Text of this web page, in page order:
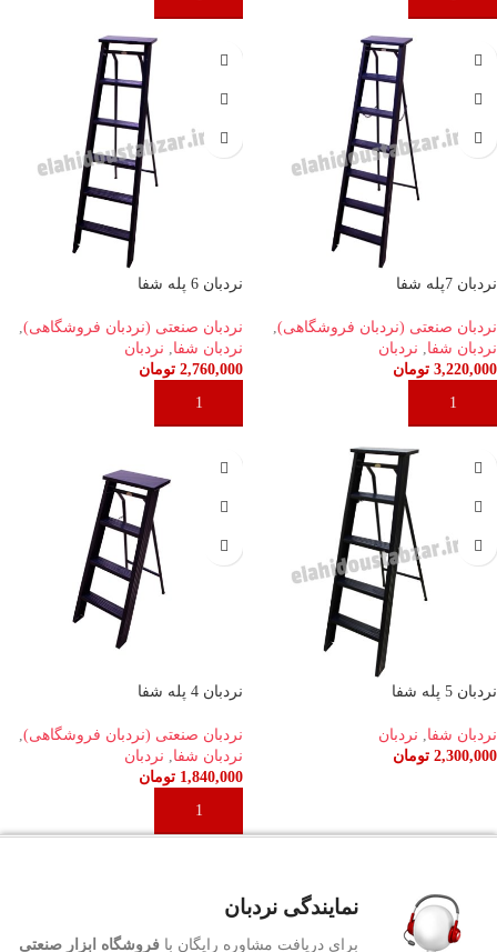
نردبان 7پله شفا
نردبان صنعتی (نردبان فروشگاهی),
نردبان شفا, نردبان
3,220,000 تومان
افزودن به سبد خرید
نردبان 6 پله شفا
نردبان صنعتی (نردبان فروشگاهی),
نردبان شفا, نردبان
2,760,000 تومان
افزودن به سبد خرید
نردبان 5 پله شفا
نردبان شفا, نردبان
2,300,000 تومان
نردبان 4 پله شفا
نردبان صنعتی (نردبان فروشگاهی),
نردبان شفا, نردبان
1,840,000 تومان
افزودن به سبد خرید
نمایندگی نردبان
برای دریافت مشاوره رایگان با فروشگاه ابزار صنعتی